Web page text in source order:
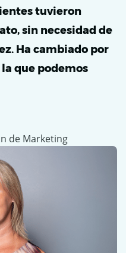
tuvieron
sin necesidad de
Ha cambiado por
que podemos
de Marketing